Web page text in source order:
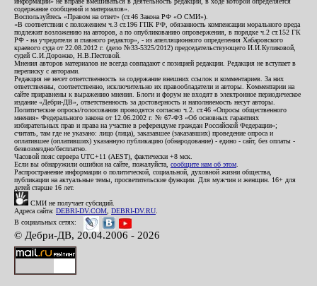
содержание сообщений и материалов».
Воспользуйтесь «Правом на ответ» (ст.46 Закона РФ «О СМИ»).
«В соответствии с положением ч.3 ст.196 ГПК РФ, обязанность компенсации морального вреда
подлежит возложению на авторов, а по опубликованию опровержения, в порядке ч.2 ст.152 ГК
РФ - на учредителя и главного редактор», - из апелляционного определения Хабаровского
краевого суда от 22.08.2012 г. (дело №33-5325/2012) председательствующего И.И.Куликовой,
судей С.И.Дорожко, Н.В.Пестовой.
Мнения авторов материалов не всегда совпадают с позицией редакции. Редакция не вступает в
переписку с авторами.
Редакция не несет ответственность за содержание внешних ссылок и комментариев. За них
ответственны, соответственно, исключительно их правообладатели и авторы. Комментарии на
сайте приравнены к выражению мнения. Блоги и форум не входят в электронное периодическое
издание «Дебри-ДВ», ответственность за достоверность и наполняемость несут авторы.
Политические опросы/голосования проводятся согласно ч.2. ст.46 «Опросы общественного
мнения» Федерального закона от 12.06.2002 г. № 67-ФЗ «Об основных гарантиях
избирательных прав и права на участие в референдуме граждан Российской Федерации»;
считать, там где не указано: лицо (лица), заказавшее (заказавших) проведение опроса и
оплатившее (оплативших) указанную публикацию (обнародование) - едино - сайт, без оплаты -
безвозмездно/бесплатно.
Часовой пояс сервера UTC+11 (AEST), фактически +8 мск.
Если вы обнаружили ошибки на сайте, пожалуйста, сообщите нам об этом
Распространение информации о политической, социальной, духовной жизни общества,
публикации на актуальные темы, просветительские функции. Для мужчин и женщин. 16+ для
детей старше 16 лет.
СМИ не получает субсидий.
Адреса сайта: DEBRI-DV.COM DEBRI-DV.RU
В социальных сетях:
© Дебри-ДВ, 20.04.2006 - 2026